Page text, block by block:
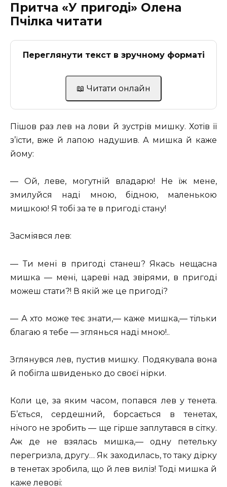
Притча «У пригоді» Олена
Пчілка читати
Переглянути текст в зручному форматі
📖 Читати онлайн
Пішов раз лев на лови й зустрів мишку. Хотів її
з’їсти, вже й лапою надушив. А мишка й каже
йому:
— Ой, леве, могутній владарю! Не їж мене,
змилуйся наді мною, бідною, маленькою
мишкою! Я тобі за те в пригоді стану!
Засміявся лев:
— Ти мені в пригоді станеш? Якась нещасна
мишка — мені, цареві над звірями, в пригоді
можеш стати?! В якій же це пригоді?
— А хто може теє знати,— каже мишка,— тільки
благаю я тебе — зглянься наді мною!..
Зглянувся лев, пустив мишку. Подякувала вона
й побігла швиденько до своєї нірки.
Коли це, за яким часом, попався лев у тенета.
Б’ється, сердешний, борсається в тенетах,
нічого не зробить — ще гірше заплутався в сітку.
Аж де не взялась мишка,— одну петельку
перегризла, другу… Як заходилась, то таку дірку
в тенетах зробила, що й лев виліз! Тоді мишка й
каже левові: